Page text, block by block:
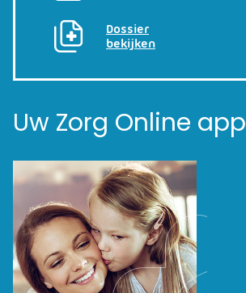
Dossier
bekijken
Uw Zorg Online app